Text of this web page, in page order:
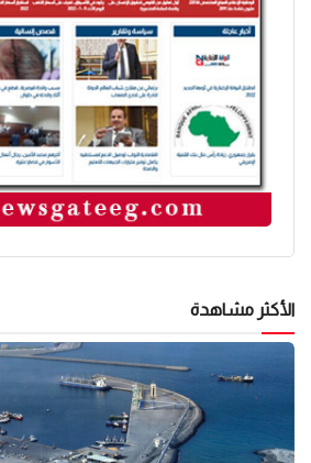
الأكثر مشاهدة